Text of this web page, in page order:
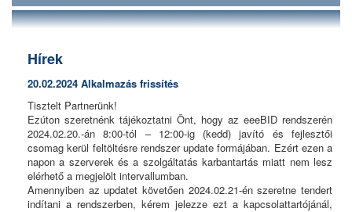
Hírek
20.02.2024 Alkalmazás frissítés
Tisztelt Partnerünk!
Ezúton szeretnénk tájékoztatni Önt, hogy az eeeBID rendszerén
2024.02.20.-án 8:00-tól – 12:00-ig (kedd) javító és fejlesztői
csomag kerül feltöltésre rendszer update formájában. Ezért ezen a
napon a szerverek és a szolgáltatás karbantartás miatt nem lesz
elérhető a megjelölt intervallumban.
Amennyiben az updatet követően 2024.02.21-én szeretne tendert
indítani a rendszerben, kérem jelezze ezt a kapcsolattartójánál,